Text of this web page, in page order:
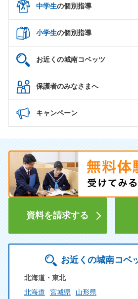
中学生の個別指導
小学生の個別指導
お近くの城南コベッツ
保護者のみなさまへ
キャンペーン
資料を請求する
お近くの城南コベ
北海道・東北
北海道
宮城県
山形県